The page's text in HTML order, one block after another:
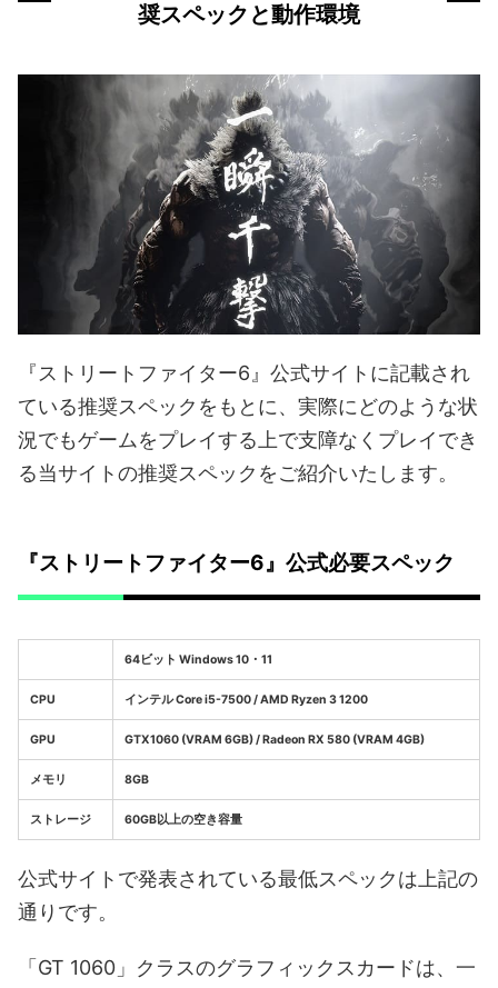
奨スペックと動作環境
『ストリートファイター6』公式サイトに記載され
ている推奨スペックをもとに、実際にどのような状
況でもゲームをプレイする上で支障なくプレイでき
る当サイトの推奨スペックをご紹介いたします。
『ストリートファイター6』公式必要スペック
64ビット Windows 10・11
CPU インテル Core i5-7500 / AMD Ryzen 3 1200
GPU GTX1060 (VRAM 6GB) / Radeon RX 580 (VRAM 4GB)
メモリ 8GB
ストレージ 60GB以上の空き容量
公式サイトで発表されている最低スペックは上記の
通りです。
「GT 1060」クラスのグラフィックスカードは、一